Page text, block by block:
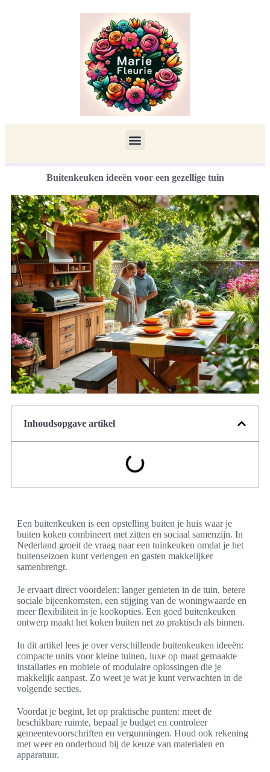
Buitenkeuken ideeën voor een gezellige tuin
Inhoudsopgave artikel
Een buitenkeuken is een opstelling buiten je huis waar je
buiten koken combineert met zitten en sociaal samenzijn. In
Nederland groeit de vraag naar een tuinkeuken omdat je het
buitenseizoen kunt verlengen en gasten makkelijker
samenbrengt.
Je ervaart direct voordelen: langer genieten in de tuin, betere
sociale bijeenkomsten, een stijging van de woningwaarde en
meer flexibiliteit in je kookopties. Een goed buitenkeuken
ontwerp maakt het koken buiten net zo praktisch als binnen.
In dit artikel lees je over verschillende buitenkeuken ideeën:
compacte units voor kleine tuinen, luxe op maat gemaakte
installaties en mobiele of modulaire oplossingen die je
makkelijk aanpast. Zo weet je wat je kunt verwachten in de
volgende secties.
Voordat je begint, let op praktische punten: meet de
beschikbare ruimte, bepaal je budget en controleer
gemeentevoorschriften en vergunningen. Houd ook rekening
met weer en onderhoud bij de keuze van materialen en
apparatuur.